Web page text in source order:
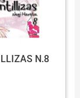
N.8